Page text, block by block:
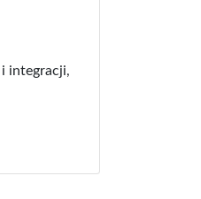
i integracji,